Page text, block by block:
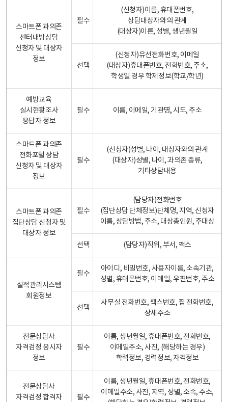
스마트폰 과의존
센터내방상담
신청자 및 대상자
정보
필수
(신청자)이름, 휴대폰번호,
상담대상자와의 관계
(대상자)이른, 성별, 생년월일
선택
(신청자)유선전화번호, 이메일
(대상자)휴대폰번호, 전화번호, 주소,
학생일 경우 학제정보(학교/학년)
예방교육
실시현황조사
응답자 정보
필수 이름, 이메일, 기관명, 시도, 주소
스마트폰 과의존
전화포털 상담
신청자 및 대상자
정보
필수
(신청자)성별, 나이, 대상자와의 관계
(대상자)성별, 나이, 과의존 종류,
기타상담내용
스마트폰 과의존
집단상담 신청자 및
대상자 정보
필수
(담당자)전화번호
(집단상담 단체정보)단체명, 지역, 신청자
이름, 상담방법, 주소, 대상총인원, 주대상
선택 (담당자)직위, 부서, 팩스
실적관리시스템
회원정보
필수
아이디, 비밀번호, 사용자이름, 소속기관,
성별, 휴대폰번호, 이메일, 우편번호, 주소
선택
사무실 전화번호, 팩스번호, 집 전화번호,
상세주소
전문상담사
자격검정 응시자
정보
필수
이름, 생년월일, 휴대폰번호, 전화번호,
이메일주소, 사진, (해당하는 경우)
학력정보, 경력정보, 자격정보
전문상담사
자격검정 합격자
필수
이름, 생년월일, 휴대폰번호, 전화번호,
이메일주소, 사진, 지역, 성별, 소속, 주소,